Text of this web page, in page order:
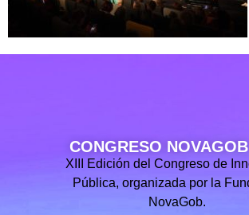
CONGRESO
XIII Edición del Congreso de
Pública, organizada por la
NovaGob.